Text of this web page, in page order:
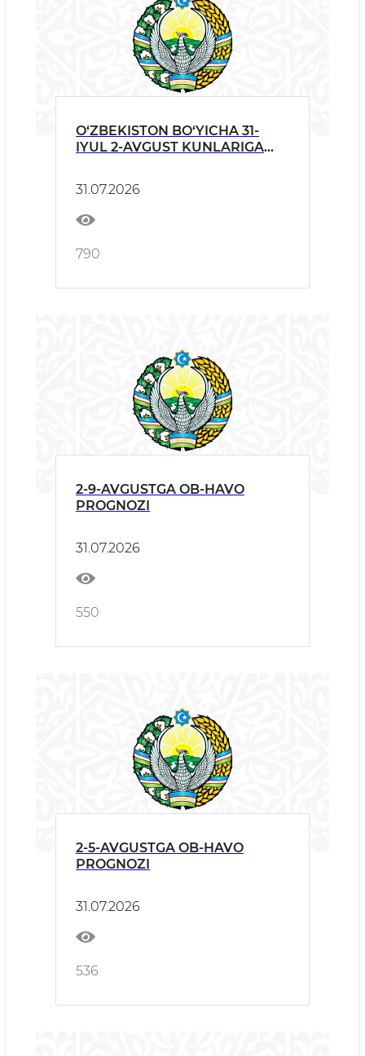
O‘ZBEKISTON BO‘YICHA 31-
IYUL 2-AVGUST KUNLARIGA
31.07.2026
790
2-9-AVGUSTGA OB-HAVO
PROGNOZI
31.07.2026
550
2-5-AVGUSTGA OB-HAVO
PROGNOZI
31.07.2026
536